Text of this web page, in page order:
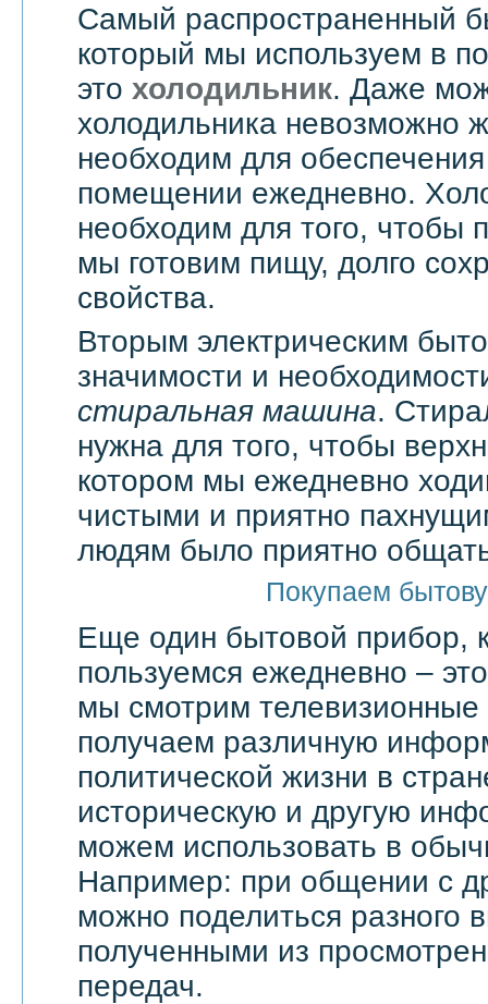
Самый распространенный
который мы используем в
это холодильник. Даже
холодильника невозможно
необходим для
помещении ежедневно.
необходим для того, чтобы
мы готовим пищу, долго
свойства.
Вторым электрическим
значимости и
стиральная машина.
нужна для того, чтобы
котором мы ежедневно
чистыми и приятно
людям было приятно
Покупаем
Еще один бытовой прибор,
пользуемся ежедневно –
мы смотрим телевизионные
получаем различную
политической жизни в
историческую и другую
можем использовать в
Например: при общении с
можно поделиться разного
полученными из
передач.